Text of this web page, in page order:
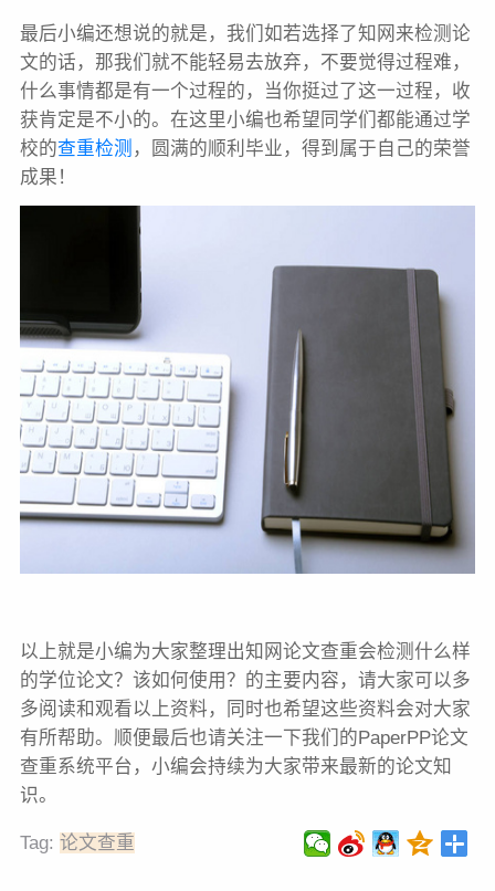
最后小编还想说的就是，我们如若选择了知网来检测论
文的话，那我们就不能轻易去放弃，不要觉得过程难，
什么事情都是有一个过程的，当你挺过了这一过程，收
获肯定是不小的。在这里小编也希望同学们都能通过学
校的查重检测 ，圆满的顺利毕业，得到属于自己的荣誉
成果！
以上就是小编为大家整理出知网论文查重会检测什么样
的学位论文？该如何使用？的主要内容，请大家可以多
多阅读和观看以上资料，同时也希望这些资料会对大家
有所帮助。顺便最后也请关注一下我们的PaperPP论文
查重系统平台，小编会持续为大家带来最新的论文知
识。
Tag: 论文查重